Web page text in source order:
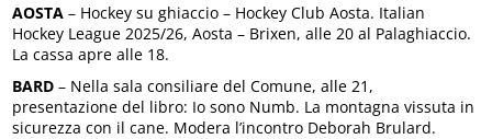
AOSTA – Hockey su ghiaccio – Hockey Club Aosta. Italian
Hockey League 2025/26, Aosta – Brixen, alle 20 al Palaghiaccio.
La cassa apre alle 18.
BARD – Nella sala consiliare del Comune, alle 21,
presentazione del libro: Io sono Numb. La montagna vissuta in
sicurezza con il cane. Modera l’incontro Deborah Brulard.